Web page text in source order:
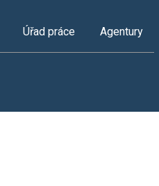
Úřad práce Agentury